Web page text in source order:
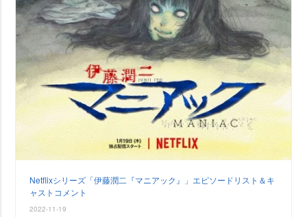
Netflixシリーズ「伊藤潤二『マニアック』」エピソードリスト＆キ
ャストコメント
2022-11-19